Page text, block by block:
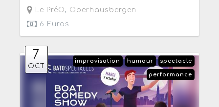
Le PréO, Oberhausbergen
6 Euros
7
OCT
spectacle
humour
improvisation
performance